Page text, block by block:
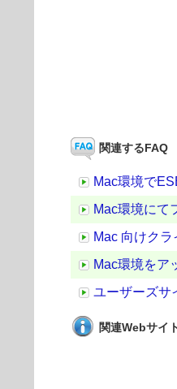
関連するFAQ
Mac環境で
Mac環境にて
Mac 向けク
Mac環境をア
ユーザーズサ
関連Webサイ